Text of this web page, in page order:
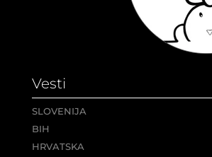
Vesti
SLOVENIJA
BIH
HRVATSKA